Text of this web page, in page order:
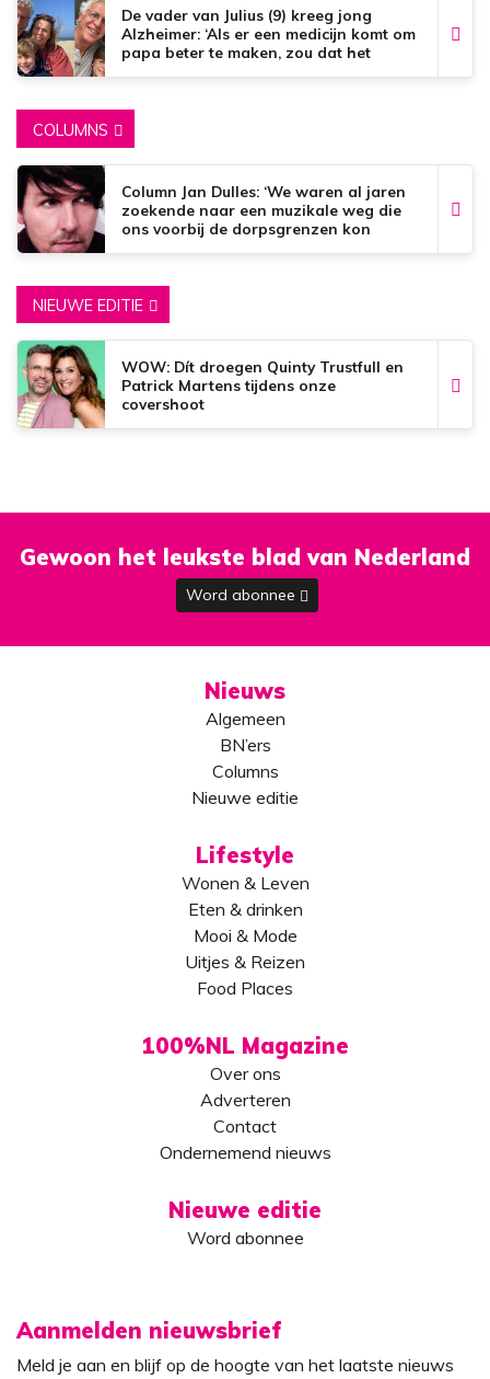
De vader van Julius (9) kreeg jong
Alzheimer: ‘Als er een medicijn komt om
papa beter te maken, zou dat het
COLUMNS
Column Jan Dulles: ‘We waren al jaren
zoekende naar een muzikale weg die
ons voorbij de dorpsgrenzen kon
NIEUWE EDITIE
WOW: Dít droegen Quinty Trustfull en
Patrick Martens tijdens onze
covershoot
Gewoon het leukste blad van Nederland
Word abonnee
Nieuws
Algemeen
BN’ers
Columns
Nieuwe editie
Lifestyle
Wonen & Leven
Eten & drinken
Mooi & Mode
Uitjes & Reizen
Food Places
100%NL Magazine
Over ons
Adverteren
Contact
Ondernemend nieuws
Nieuwe editie
Word abonnee
Aanmelden nieuwsbrief
Meld je aan en blijf op de hoogte van het laatste nieuws